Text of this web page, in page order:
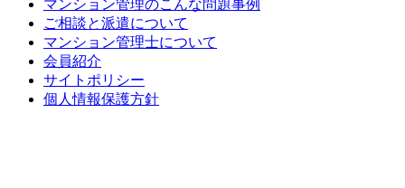
マンション管理のこんな問題事例
ご相談と派遣について
マンション管理士について
会員紹介
サイトポリシー
個人情報保護方針